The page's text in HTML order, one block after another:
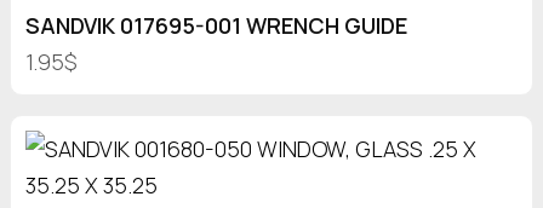
SANDVIK 017695-001 WRENCH GUIDE
1.95$